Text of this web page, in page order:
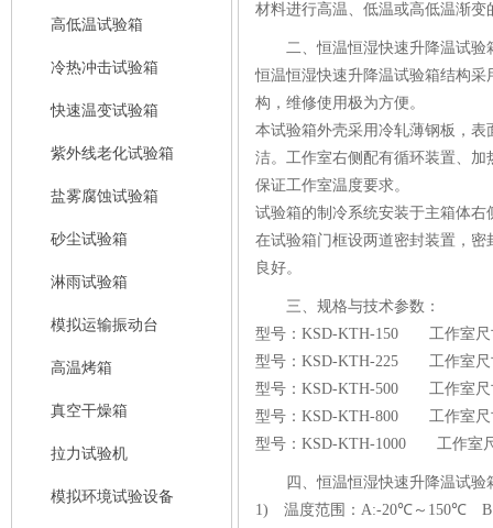
高低温试验箱
冷热冲击试验箱
快速温变试验箱
紫外线老化试验箱
盐雾腐蚀试验箱
砂尘试验箱
淋雨试验箱
模拟运输振动台
高温烤箱
真空干燥箱
拉力试验机
模拟环境试验设备
材料进行高温、低温或高低温渐
二、恒温恒湿快速升降温试验
恒温恒湿快速升降温试验箱结构
构，维修使用极为方便。
本试验箱外壳采用冷轧薄钢板，
洁。工作室右侧配有循环装置、
保证工作室温度要求。
试验箱的制冷系统安装于主箱体
在试验箱门框设两道密封装置，
良好。
三、规格与技术参数：
型号：KSD-KTH-150 工作室尺
型号：KSD-KTH-225 工作室尺
型号：KSD-KTH-500 工作室尺
型号：KSD-KTH-800 工作室尺
型号：KSD-KTH-1000 工作室
四、恒温恒湿快速升降温试验
1) 温度范围：A:-20℃～150℃